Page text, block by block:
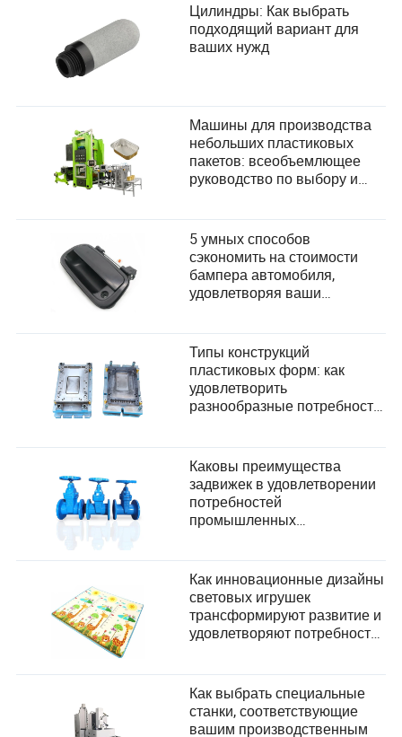
Цилиндры: Как выбрать
подходящий вариант для
ваших нужд
Машины для производства
небольших пластиковых
пакетов: всеобъемлющее
руководство по выбору и
потребностей пользователей
5 умных способов
сэкономить на стоимости
бампера автомобиля,
удовлетворяя ваши
Типы конструкций
пластиковых форм: как
удовлетворить
разнообразные потребности
Каковы преимущества
задвижек в удовлетворении
потребностей
промышленных
Как инновационные дизайны
световых игрушек
трансформируют развитие и
удовлетворяют потребности
Как выбрать специальные
станки, соответствующие
вашим производственным